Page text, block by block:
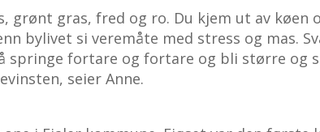
grønt gras, fred og ro. Du kjem ut av køen
bylivet si veremåte med stress og mas.
springe fortare og fortare og bli større og
seier Anne.